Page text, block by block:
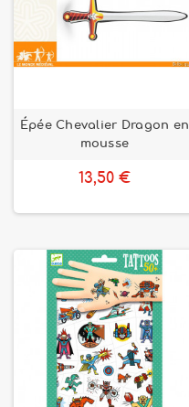
Épée Chevalier Dragon en
mousse
13,50 €